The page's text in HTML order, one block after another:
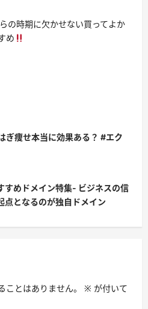
の時期に欠かせない買ってよか
め
ぎ痩せ本当に効果ある？ #エク
すめドメイン特集- ビジネスの信
となるのが独自ドメイン
とはありません。 ※ が付いて